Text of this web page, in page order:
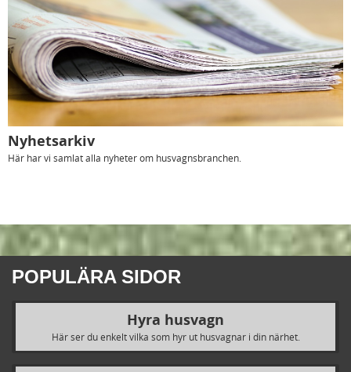
Nyhetsarkiv
Här har vi samlat alla nyheter om husvagnsbranchen.
POPULÄRA SIDOR
Hyra husvagn
Här ser du enkelt vilka som hyr ut husvagnar i din närhet.